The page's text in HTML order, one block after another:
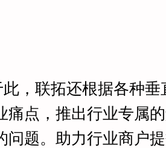
，联拓还根据各种垂
痛点，推出行业专属
问题。助力行业商户